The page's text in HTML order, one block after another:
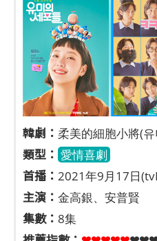
韓劇： 柔美的細胞小將(
類型： 愛情喜劇
首播： 2021年9月17日
主演： 金高銀、安普賢
集數： 8集